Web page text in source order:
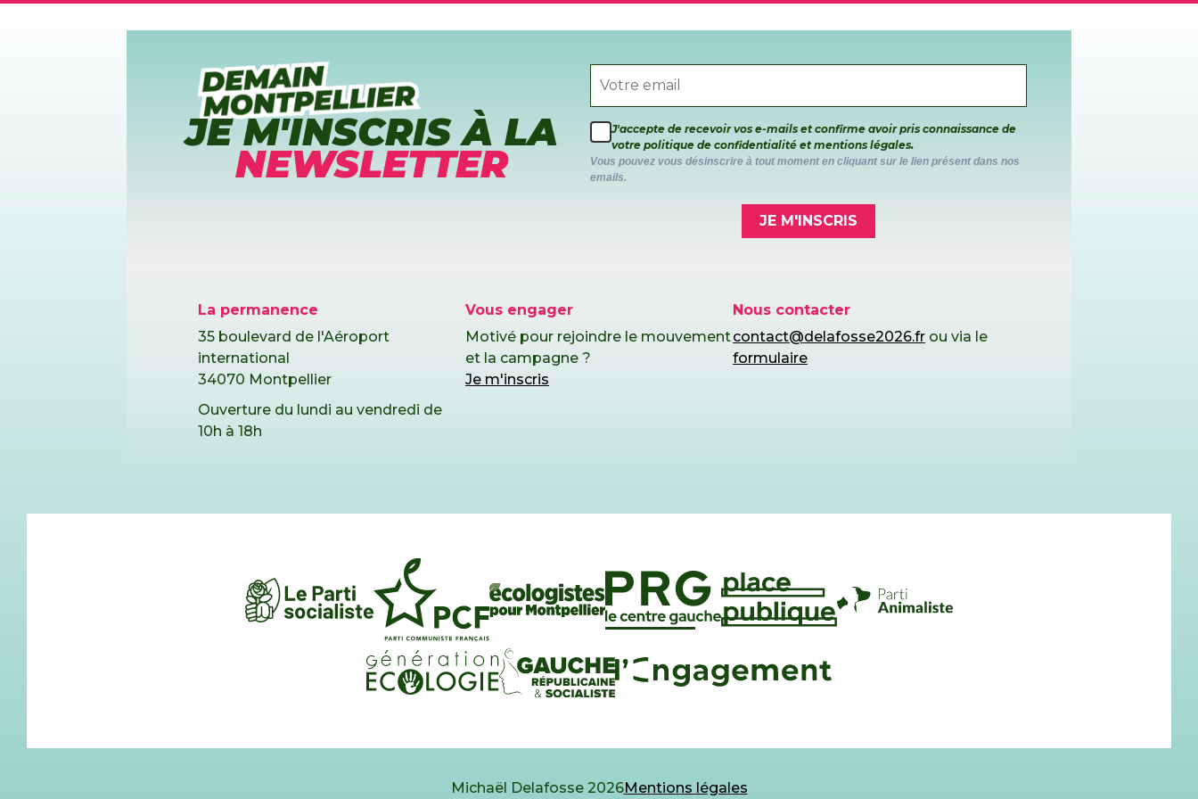
JE M'INSCRIS À LA
NEWSLETTER
J'accepte de recevoir vos e-mails et confirme avoir pris connaissance de
votre politique de confidentialité et mentions légales.
Vous pouvez vous désinscrire à tout moment en cliquant sur le lien présent dans nos
emails.
JE M'INSCRIS
La permanence
35 boulevard de l'Aéroport
international
34070 Montpellier
Ouverture du lundi au vendredi de
10h à 18h
Vous engager
Motivé pour rejoindre le mouvement
et la campagne ?
Je m'inscris
Nous contacter
contact@delafosse2026.fr ou via le
formulaire
Michaël Delafosse 2026Mentions légales